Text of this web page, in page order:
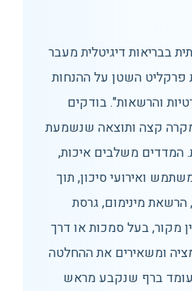
בבריאות דיגיטלית מעבר
פרקליט השטן על ההנחות
והרשאות". בודקים
קצה ותוצאה שנשמעת
המדדים משלבים איכות,
ואירועי סיכון, תוך
הרשאת מינימום, גרסת
מקור, בעל סמכות או דרך
ומשאירים את ההחלטה
ברף שנקבע מראש